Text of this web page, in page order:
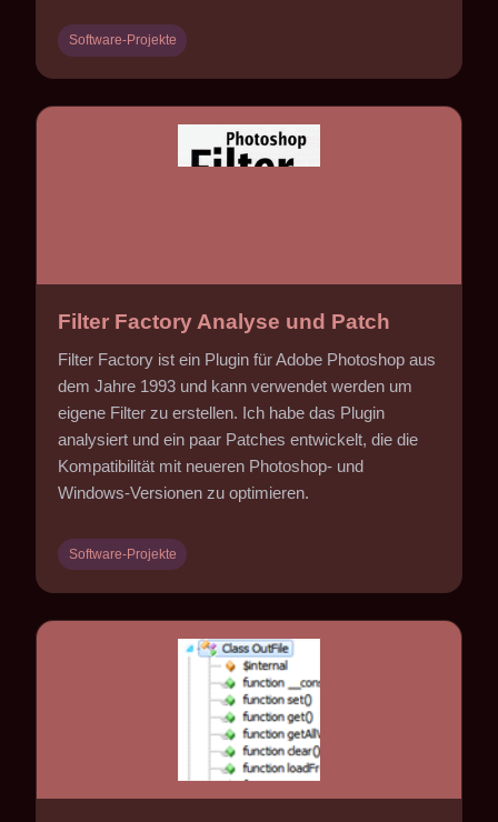
Software-Projekte
Filter Factory Analyse und Patch
Filter Factory ist ein Plugin für Adobe Photoshop aus
dem Jahre 1993 und kann verwendet werden um
eigene Filter zu erstellen. Ich habe das Plugin
analysiert und ein paar Patches entwickelt, die die
Kompatibilität mit neueren Photoshop- und
Windows-Versionen zu optimieren.
Software-Projekte